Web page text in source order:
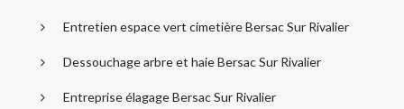
Entretien espace vert cimetière Bersac Sur Rivalier
Dessouchage arbre et haie Bersac Sur Rivalier
Entreprise élagage Bersac Sur Rivalier